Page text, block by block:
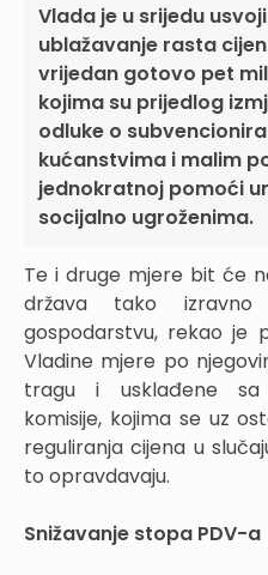
Vlada je u srijedu
ublažavanje rasta
vrijedan gotovo pet
kojima su prijedlog
odluke o
kućanstvima i malim
jednokratnoj pomoći
socijalno ugroženima.
Te i druge mjere bit će
država tako
gospodarstvu, rekao je
Vladine mjere po
tragu i usklađene sa
komisije, kojima se uz
reguliranja cijena u
to opravdavaju.
Snižavanje stopa PDV-a